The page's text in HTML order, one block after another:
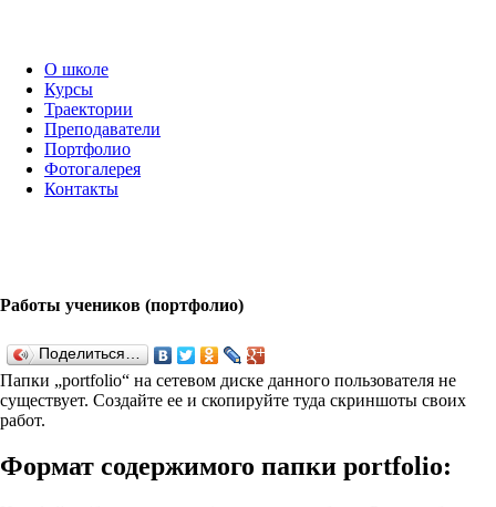
О школе
Курсы
Траектории
Преподаватели
Портфолио
Фотогалерея
Контакты
Работы учеников (портфолио)
Поделиться…
Папки „port­fo­lio“ на сетевом диске данного пользователя не
существует. Создайте ее и скопируйте туда скриншоты своих
работ.
Формат содержимого папки port­fo­lio: